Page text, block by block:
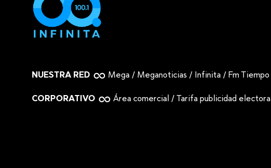
NUESTRA RED Mega / Meganoticias / Infinita / Fm Tiempo
CORPORATIVO Área comercial / Tarifa publicidad electoral